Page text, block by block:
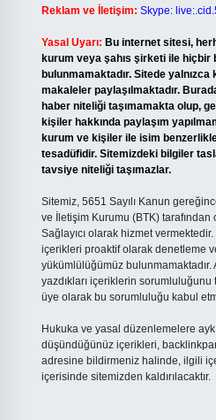
Reklam ve İletişim: Skype:
Yasal Uyarı: Bu internet sitesi,
kurum veya şahıs şirketi ile hiçbir
bulunmamaktadır. Sitede yalnızca
makaleler paylaşılmaktadır.
haber niteliği taşımamakta olup,
kişiler hakkında paylaşım
kurum ve kişiler ile isim
tesadüfidir. Sitemizdeki bilgiler
tavsiye niteliği taşımazlar.
Sitemiz, 5651 Sayılı Kanun
ve İletişim Kurumu (BTK) tarafından
Sağlayıcı olarak hizmet
içerikleri proaktif olarak denetleme
yükümlülüğümüz bulunmamaktadır.
yazdıkları içeriklerin sorumluluğunu
üye olarak bu sorumluluğu kabul
Hukuka ve yasal düzenlemelere
düşündüğünüz içerikleri,
adresine bildirmeniz halinde, ilgili
içerisinde sitemizden kaldırılacaktır.